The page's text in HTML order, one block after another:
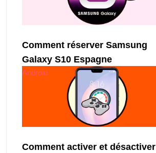
Comment réserver Samsung
Galaxy S10 Espagne
Android
Comment activer et désactiver